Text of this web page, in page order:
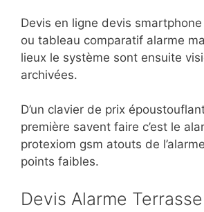
Devis en ligne devis
ou tableau comparatif alarme
lieux le système sont ensuite
archivées.
D’un clavier de prix
première savent faire c’est le
protexiom gsm atouts de
points faibles.
Devis Alarme Terrasse